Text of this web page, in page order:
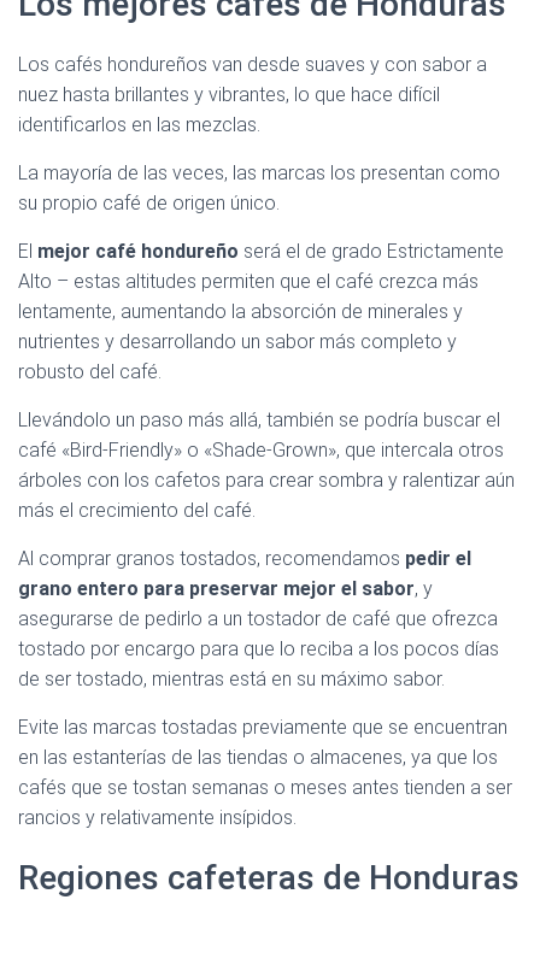
Los cafés hondureños van desde suaves y con sabor a
nuez hasta brillantes y vibrantes, lo que hace difícil
identificarlos en las mezclas.
La mayoría de las veces, las marcas los presentan como
su propio café de origen único.
El mejor café hondureño será el de grado Estrictamente
Alto – estas altitudes permiten que el café crezca más
lentamente, aumentando la absorción de minerales y
nutrientes y desarrollando un sabor más completo y
robusto del café.
Llevándolo un paso más allá, también se podría buscar el
café «Bird-Friendly» o «Shade-Grown», que intercala otros
árboles con los cafetos para crear sombra y ralentizar aún
más el crecimiento del café.
Al comprar granos tostados, recomendamos pedir el
grano entero para preservar mejor el sabor, y
asegurarse de pedirlo a un tostador de café que ofrezca
tostado por encargo para que lo reciba a los pocos días
de ser tostado, mientras está en su máximo sabor.
Evite las marcas tostadas previamente que se encuentran
en las estanterías de las tiendas o almacenes, ya que los
cafés que se tostan semanas o meses antes tienden a ser
rancios y relativamente insípidos.
Regiones cafeteras de Honduras